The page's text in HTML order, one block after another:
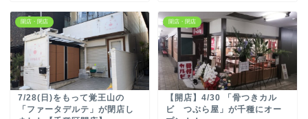
開店・閉店
7/28(日)をもって覚王山の
「ファータデルテ」が閉店し
開店・閉店
【開店】4/30 「骨つきカル
ビ つぶら屋」が千種にオー